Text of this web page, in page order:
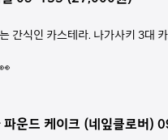
간식인 카스테라. 나가사키 3대
👀
파운드 케이크 (네잎클로버